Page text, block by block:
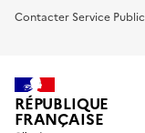
Contacter Service Public
RÉPUBLIQUE
FRANÇAISE